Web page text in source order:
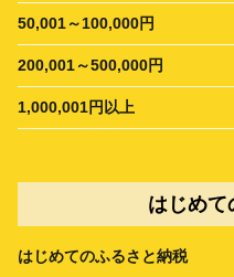
50,001～100,000円
200,001～500,000円
1,000,001円以上
はじめて
はじめてのふるさと納税